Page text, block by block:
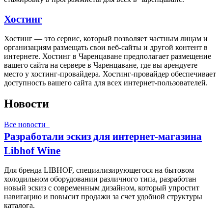
Хостинг
Хостинг — это сервис, который позволяет частным лицам и
организациям размещать свои веб-сайты и другой контент в
интернете. Хостинг в Чаренцаване предполагает размещение
вашего сайта на сервере в Чаренцаване, где вы арендуете
место у хостинг-провайдера. Хостинг-провайдер обеспечивает
доступность вашего сайта для всех интернет-пользователей.
Новости
Все новости
Разработали эскиз для интернет-магазина
Libhof Wine
Для бренда LIBHOF, специализирующегося на бытовом
холодильном оборудовании различного типа, разработан
новый эскиз с современным дизайном, который упростит
навигацию и повысит продажи за счет удобной структуры
каталога.